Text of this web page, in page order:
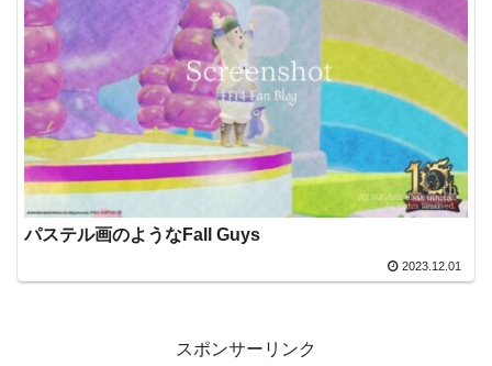
パステル画のようなFall Guys
2023.12.01
スポンサーリンク